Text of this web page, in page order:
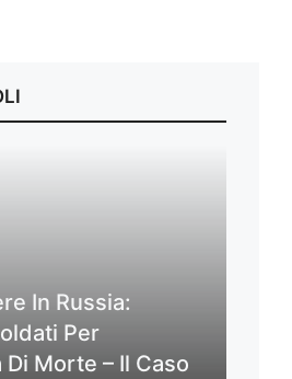
In Russia:
Per
Di Morte – Il Caso